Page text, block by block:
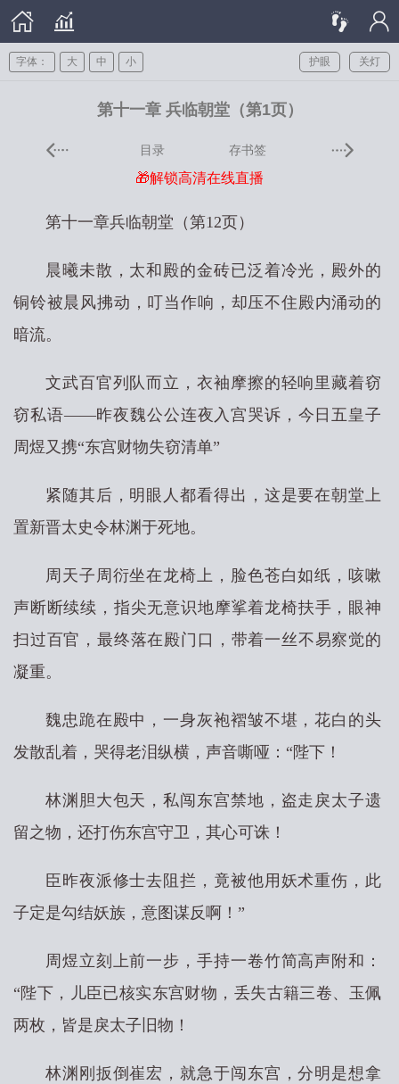
关灯
护眼
字体： 大 中 小
第十一章 兵临朝堂（第1页）
目录 存书签
🎁解锁高清在线直播
第十一章兵临朝堂（第12页）
晨曦未散，太和殿的金砖已泛着冷光，殿外的
铜铃被晨风拂动，叮当作响，却压不住殿内涌动的
暗流。
文武百官列队而立，衣袖摩擦的轻响里藏着窃
窃私语——昨夜魏公公连夜入宫哭诉，今日五皇子
周煜又携“东宫财物失窃清单”
紧随其后，明眼人都看得出，这是要在朝堂上
置新晋太史令林渊于死地。
周天子周衍坐在龙椅上，脸色苍白如纸，咳嗽
声断断续续，指尖无意识地摩挲着龙椅扶手，眼神
扫过百官，最终落在殿门口，带着一丝不易察觉的
凝重。
魏忠跪在殿中，一身灰袍褶皱不堪，花白的头
发散乱着，哭得老泪纵横，声音嘶哑：“陛下！
林渊胆大包天，私闯东宫禁地，盗走戾太子遗
留之物，还打伤东宫守卫，其心可诛！
臣昨夜派修士去阻拦，竟被他用妖术重伤，此
子定是勾结妖族，意图谋反啊！”
周煜立刻上前一步，手持一卷竹简高声附和：
“陛下，儿臣已核实东宫财物，丢失古籍三卷、玉佩
两枚，皆是戾太子旧物！
林渊刚扳倒崔宏，就急于闯东宫，分明是想拿